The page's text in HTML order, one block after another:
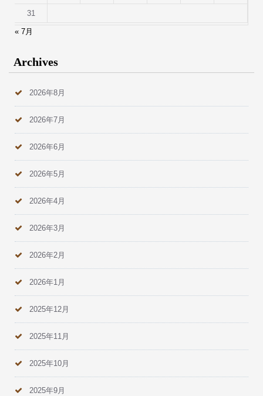
31
« 7月
Archives
2026年8月
2026年7月
2026年6月
2026年5月
2026年4月
2026年3月
2026年2月
2026年1月
2025年12月
2025年11月
2025年10月
2025年9月